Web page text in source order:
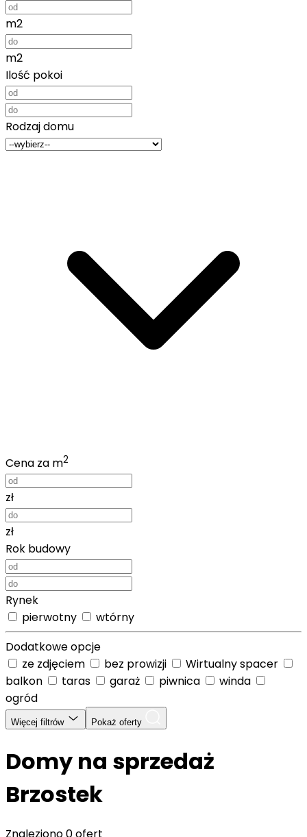
m2
m2
Ilość pokoi
Rodzaj domu
Cena za m2
zł
zł
Rok budowy
Rynek
pierwotny
wtórny
Dodatkowe opcje
ze zdjęciem
bez prowizji
Wirtualny spacer
balkon
taras garaż piwnica
winda
ogród
Więcej filtrów Pokaż oferty
Domy na sprzedaż
Brzostek